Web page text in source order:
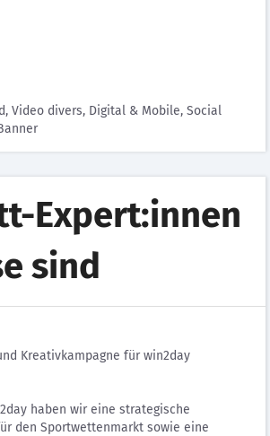
Video divers, Digital & Mobile, Social
Expert:innen
sind
Kreativkampagne für win2day
haben wir eine strategische
den Sportwettenmarkt sowie eine